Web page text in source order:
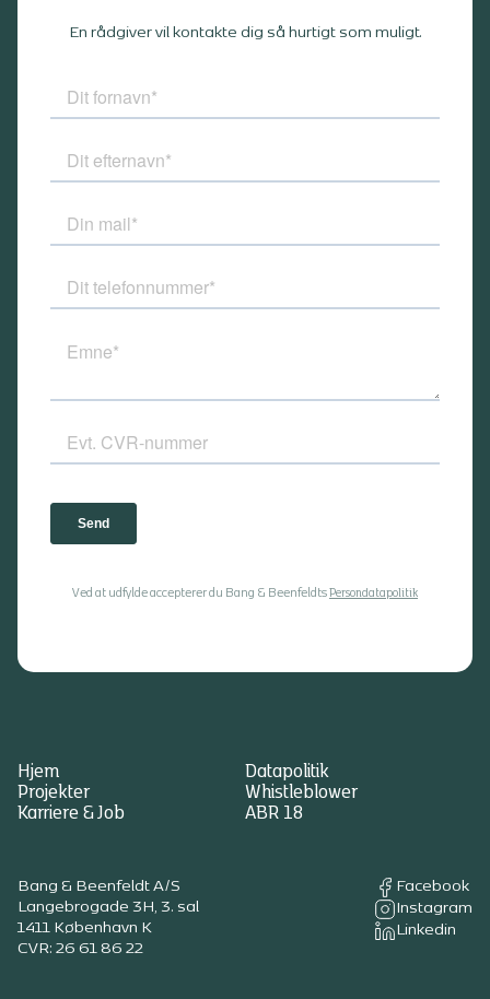
En rådgiver vil kontakte dig så hurtigt som muligt.
Ved at udfylde accepterer du Bang & Beenfeldts Persondatapolitik
Hjem
Datapolitik
Projekter
Whistleblower
Karriere & Job
ABR 18
Bang & Beenfeldt A/S
Langebrogade 3H, 3. sal
1411 København K
CVR: 26 61 86 22
Facebook
Instagram
Linkedin